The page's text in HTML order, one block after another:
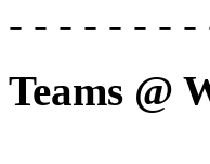
- - - - - - - -
Teams @